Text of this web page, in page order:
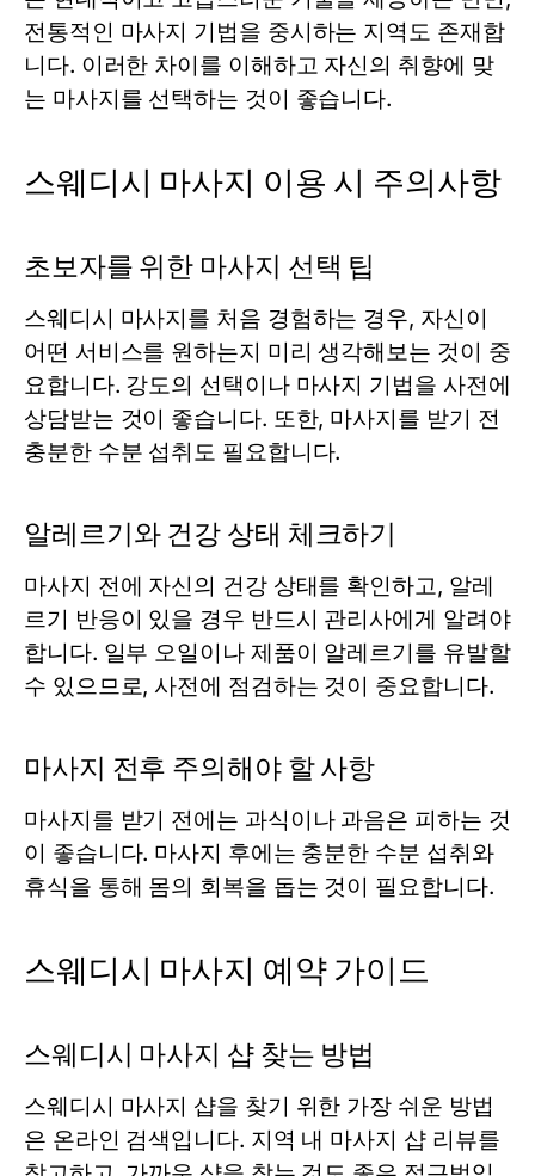
전통적인 마사지 기법을 중시하는 지역도 존재합
니다. 이러한 차이를 이해하고 자신의 취향에 맞
는 마사지를 선택하는 것이 좋습니다.
스웨디시 마사지 이용 시 주의사항
초보자를 위한 마사지 선택 팁
스웨디시 마사지를 처음 경험하는 경우, 자신이
어떤 서비스를 원하는지 미리 생각해보는 것이 중
요합니다. 강도의 선택이나 마사지 기법을 사전에
상담받는 것이 좋습니다. 또한, 마사지를 받기 전
충분한 수분 섭취도 필요합니다.
알레르기와 건강 상태 체크하기
마사지 전에 자신의 건강 상태를 확인하고, 알레
르기 반응이 있을 경우 반드시 관리사에게 알려야
합니다. 일부 오일이나 제품이 알레르기를 유발할
수 있으므로, 사전에 점검하는 것이 중요합니다.
마사지 전후 주의해야 할 사항
마사지를 받기 전에는 과식이나 과음은 피하는 것
이 좋습니다. 마사지 후에는 충분한 수분 섭취와
휴식을 통해 몸의 회복을 돕는 것이 필요합니다.
스웨디시 마사지 예약 가이드
스웨디시 마사지 샵 찾는 방법
스웨디시 마사지 샵을 찾기 위한 가장 쉬운 방법
은 온라인 검색입니다. 지역 내 마사지 샵 리뷰를